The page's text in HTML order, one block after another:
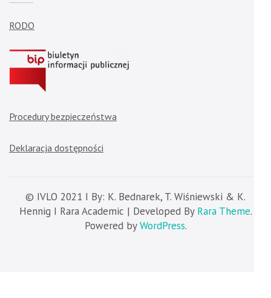
RODO
Procedury bezpieczeństwa
Deklaracja dostępności
© IVLO 2021 I By: K. Bednarek, T. Wiśniewski & K.
Hennig I Rara Academic | Developed By Rara Theme.
Powered byWordPress.